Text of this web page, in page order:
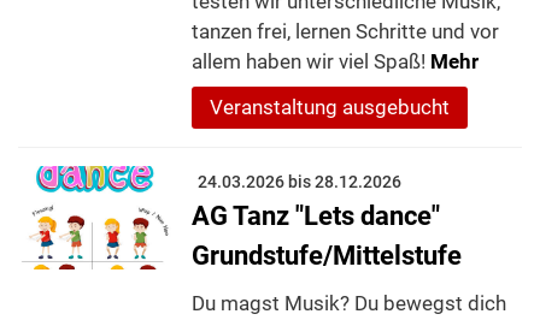
tanzen frei, lernen Schritte und vor
allem haben wir viel Spaß! Mehr
Veranstaltung ausgebucht
24.03.2026 bis 28.12.2026
AG Tanz "Lets dance"
Grundstufe/Mittelstufe
Du magst Musik? Du bewegst dich